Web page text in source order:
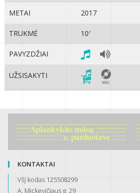
METAI 2017
TRUKMĖ 10′
PAVYZDŽIAI
UŽSISAKYTI
KONTAKTAI
VšĮ kodas 125508299
A. Mickevičiaus g. 29